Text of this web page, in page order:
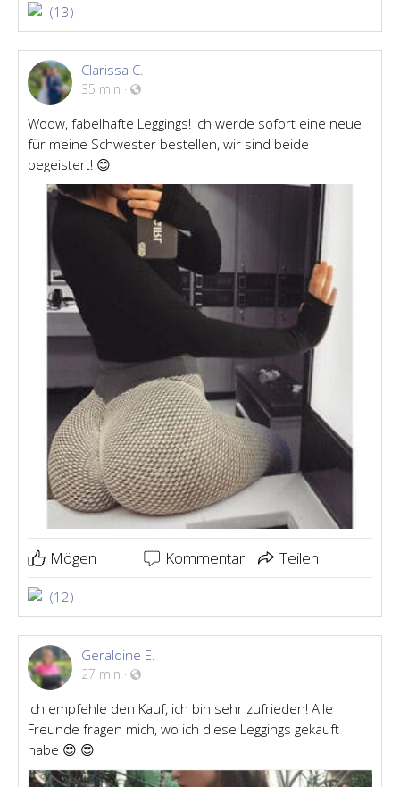
(13)
Clarissa C.
35 min ·
Woow, fabelhafte Leggings! Ich werde sofort eine neue
für meine Schwester bestellen, wir sind beide
begeistert! 😊
Mögen Kommentar Teilen
(12)
Geraldine E.
27 min ·
Ich empfehle den Kauf, ich bin sehr zufrieden! Alle
Freunde fragen mich, wo ich diese Leggings gekauft
habe 😍 😍